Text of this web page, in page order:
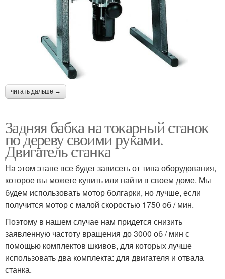
читать дальше →
Задняя бабка на токарный станок
по дереву своими руками.
Двигатель станка
На этом этапе все будет зависеть от типа оборудования,
которое вы можете купить или найти в своем доме. Мы
будем использовать мотор болгарки, но лучше, если
получится мотор с малой скоростью 1750 об / мин.
Поэтому в нашем случае нам придется снизить
заявленную частоту вращения до 3000 об / мин с
помощью комплектов шкивов, для которых лучше
использовать два комплекта: для двигателя и отвала
станка.